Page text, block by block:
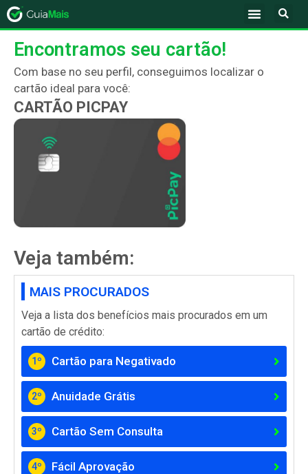
Encontramos seu cartão!
Com base no seu perfil, conseguimos localizar o
cartão ideal para você:
CARTÃO PICPAY
Veja também:
MAIS PROCURADOS
Veja a lista dos benefícios mais procurados em um
cartão de crédito:
1º Cartão para Negativado
2º Anuidade Grátis
3º Cartão Sem Consulta
4º Fácil Aprovação